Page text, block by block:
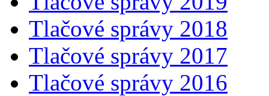
Tlačové správy 2018
Tlačové správy 2017
Tlačové správy 2016